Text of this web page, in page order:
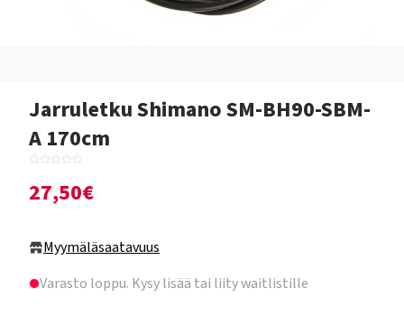
Jarruletku Shimano SM-BH90-SBM-
A 170cm
27,50€
Myymäläsaatavuus
Varasto loppu. Kysy lisää tai liity waitlistille